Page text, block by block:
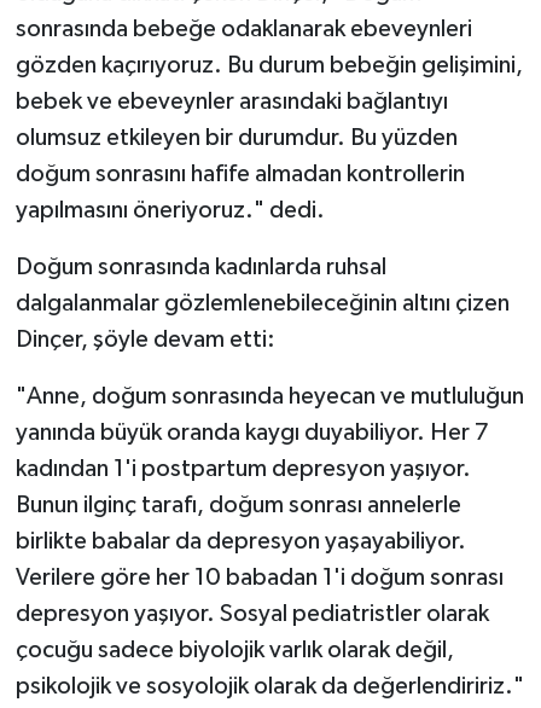
sonrasında bebeğe odaklanarak ebeveynleri
gözden kaçırıyoruz. Bu durum bebeğin gelişimini,
bebek ve ebeveynler arasındaki bağlantıyı
olumsuz etkileyen bir durumdur. Bu yüzden
doğum sonrasını hafife almadan kontrollerin
yapılmasını öneriyoruz." dedi.
Doğum sonrasında kadınlarda ruhsal
dalgalanmalar gözlemlenebileceğinin altını çizen
Dinçer, şöyle devam etti:
"Anne, doğum sonrasında heyecan ve mutluluğun
yanında büyük oranda kaygı duyabiliyor. Her 7
kadından 1'i postpartum depresyon yaşıyor.
Bunun ilginç tarafı, doğum sonrası annelerle
birlikte babalar da depresyon yaşayabiliyor.
Verilere göre her 10 babadan 1'i doğum sonrası
depresyon yaşıyor. Sosyal pediatristler olarak
çocuğu sadece biyolojik varlık olarak değil,
psikolojik ve sosyolojik olarak da değerlendiririz."